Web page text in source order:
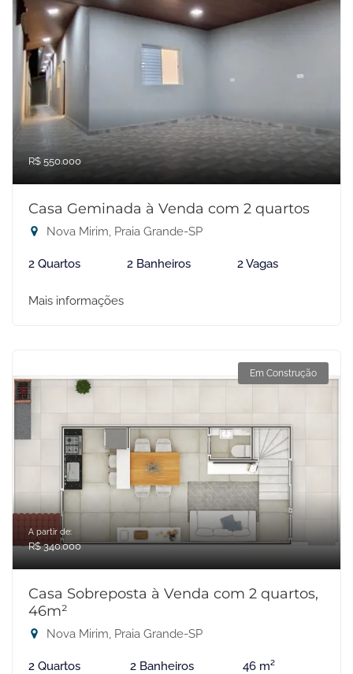
R$ 550.000
Casa Geminada à Venda com 2 quartos
Nova Mirim, Praia Grande-SP
2 Quartos 2 Banheiros 2 Vagas
Mais informações
Em Construção
A partir de:
R$ 340.000
Casa Sobreposta à Venda com 2 quartos,
46m²
Nova Mirim, Praia Grande-SP
2 Quartos 2 Banheiros 46 m²